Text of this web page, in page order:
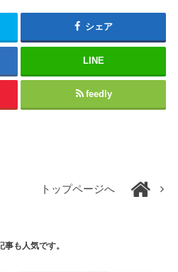
シェア
LINE
feedly
トップページへ
事も人気です。